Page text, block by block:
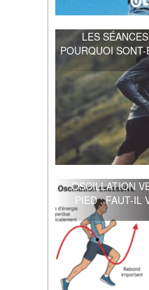
LES
POURQUOI
OSCILLATION
PIED : FAUT-IL